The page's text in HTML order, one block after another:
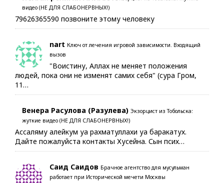
видео (НЕ ДЛЯ СЛАБОНЕРВНЫХ!)
79626365590 позвоните этому человеку
nart Ключ от лечения игровой зависимости. Входящий
вызов
"Воистину, Аллах не меняет положения
людей, пока они не изменят самих себя" (сура Гром,
11…
Венера Расулова (Разулева) Экзорцист из Тобольска:
жуткие видео (НЕ ДЛЯ СЛАБОНЕРВНЫХ!)
Ассаляму алейкум уа рахматуллахи уа баракатух.
Дайте пожалуйста контакты Хусейна. Сын псих…
Саид Саидов Брачное агентство для мусульман
работает при Исторической мечети Москвы